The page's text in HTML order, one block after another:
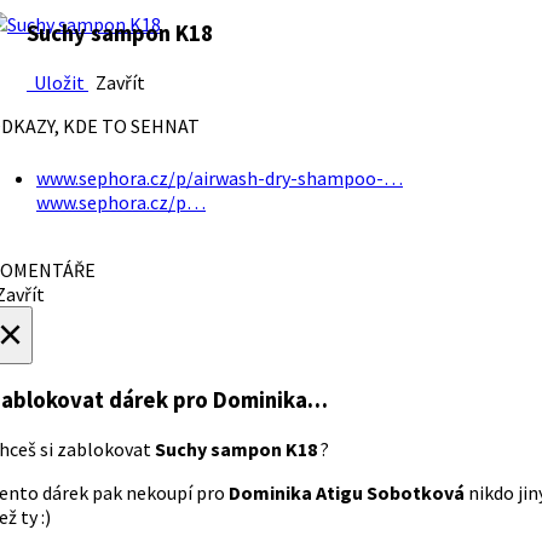
Suchy sampon K18
Uložit Zavřít
KDE TO SEHNAT
www.sephora.cz/p/airwash-dry-shampoo-…
www.sephora.cz/p…
dárek pro Dominika…
si zablokovatSuchy sampon K18?
dárek pak nekoupí pro Dominika Atigu Sobotková nikdo
ty :)